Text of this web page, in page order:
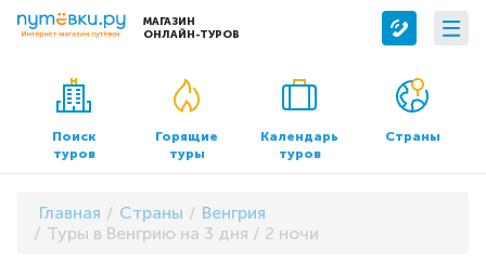
МАГАЗИН
ОНЛАЙН-ТУРОВ
Сервисы
Бронирование отелей
Трансфер
О компании
О нас
Контакты
Документы и реквизиты
Поиск
туров
Горящие
туры
Календарь
туров
Страны
Главная Страны
Венгрия
Туры в Венгрию на 3 дня / 2 ночи